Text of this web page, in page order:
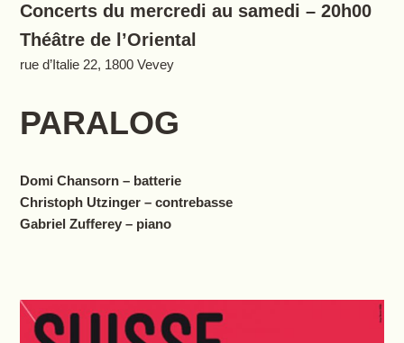
Concerts du mercredi au samedi – 20h00
Théâtre de l’Oriental
rue d’Italie 22, 1800 Vevey
PARALOG
Domi Chansorn – batterie
Christoph Utzinger – contrebasse
Gabriel Zufferey – piano